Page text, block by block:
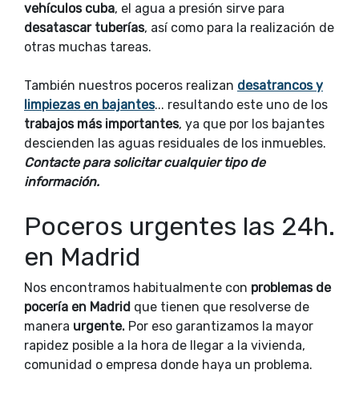
vehículos cuba, el agua a presión sirve para
desatascar tuberías, así como para la realización de
otras muchas tareas.
También nuestros poceros realizan desatrancos y
limpiezas en bajantes... resultando este uno de los
trabajos más importantes, ya que por los bajantes
descienden las aguas residuales de los inmuebles.
Contacte para solicitar cualquier tipo de
información.
Poceros urgentes las 24h.
en Madrid
Nos encontramos habitualmente con problemas de
pocería en Madrid que tienen que resolverse de
manera urgente. Por eso garantizamos la mayor
rapidez posible a la hora de llegar a la vivienda,
comunidad o empresa donde haya un problema.